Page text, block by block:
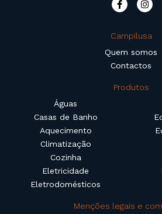
Campilusa
Quem somos
Contactos
Produtos
Águas
Casas de Banho
Aquecimento
Climatização
Cozinha
Eletricidade
Eletrodomésticos
Menções legais e